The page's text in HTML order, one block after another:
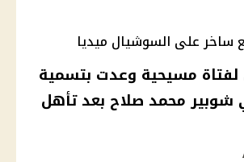
ساخر على السوشيال ميديا
لفتاة مسيحية وعدت بتسمية
محمد صلاح بعد تأهل